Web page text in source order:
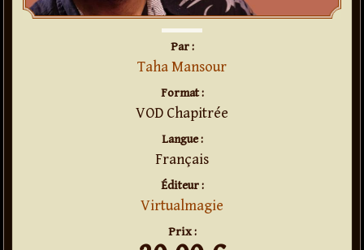
Par :
Taha Mansour
Format :
VOD Chapitrée
Langue :
Français
Éditeur :
Virtualmagie
Prix :